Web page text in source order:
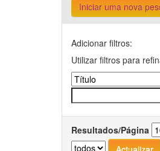
Iniciar uma nova
Adicionar filtros:
Utilizar filtros para
Resultados/Página